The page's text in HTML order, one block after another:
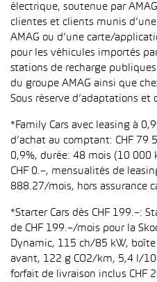
électrique, soutenue par
clientes et clients munis
AMAG ou d’une carte/
pour les véhicules importés
stations de recharge
du groupe AMAG ainsi que
Sous réserve d’adaptations et
*Family Cars avec leasing à
d’achat au comptant: CHF
0,9%, durée: 48 mois (10
CHF 0.–, mensualités de
888.27/mois, hors assurance
*Starter Cars dès CHF 199.–:
de CHF 199.–/mois pour la
Dynamic, 115 ch/85 kW, boîte
avant, 122 g CO2/km, 5,4 l/
forfait de livraison inclus CHF